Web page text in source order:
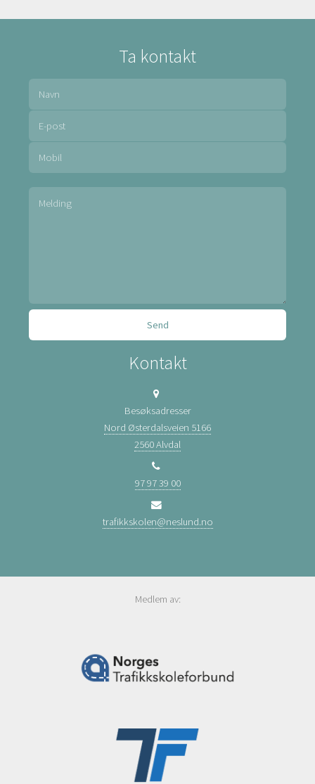
Ta kontakt
Kontakt
Besøksadresser
Nord Østerdalsveien 5166
2560 Alvdal
97 97 39 00
trafikkskolen@neslund.no
Medlem av: